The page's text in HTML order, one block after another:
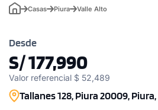
Casas Piura Valle Alto
Desde
S/ 177,990
Valor referencial $ 52,489
Tallanes 128, Piura 20009,